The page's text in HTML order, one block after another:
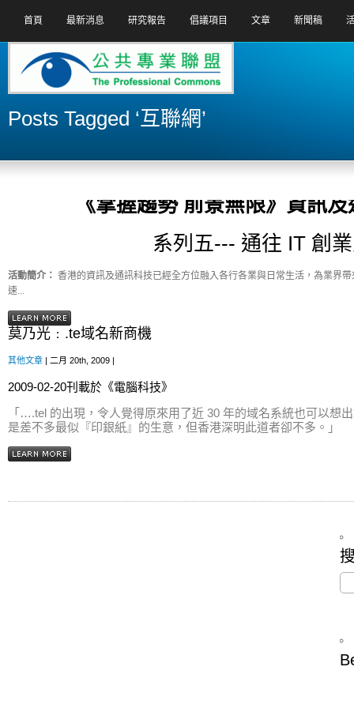
首頁 最新消息 研究報告 倡議項目 文章 新聞稿
Posts Tagged ‘互聯網’
《掌握趨勢 前景無限》資訊
系列五--- 通往 IT 創
活動簡介： 香港的資訊及通訊科技已經全方位融入各行各業與日常生活，為業界
速...
莫乃光﹕.te域名新商機
其他文章 | 二月 20th, 2009 |
2009-02-20刊載於《電腦科技》
「….tel 的出現，令人覺得原來用了近 30 年的域名系統也可以想
是差不多最似『印銀紙』的生意，但香港深明此道者卻不多。」